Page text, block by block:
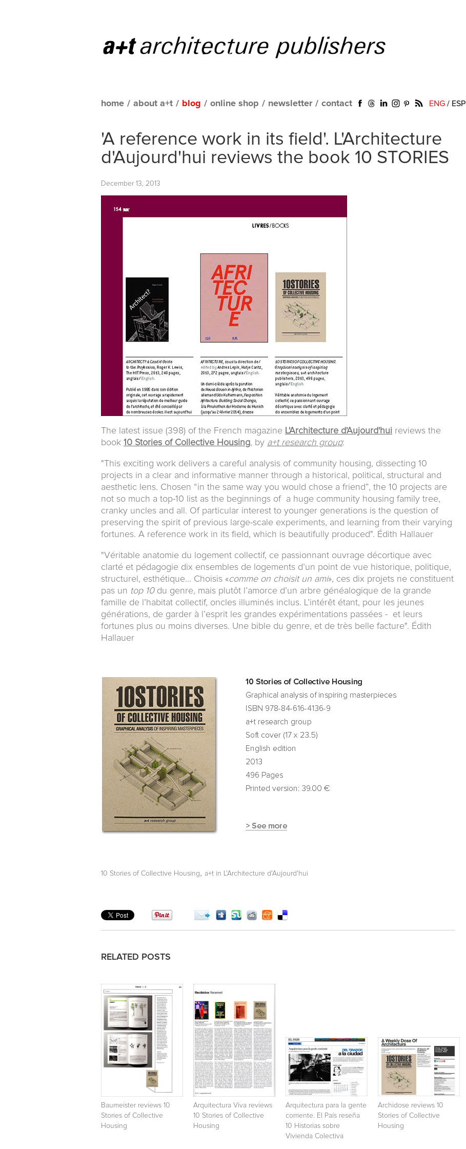
home / about a+t / blog / online shop / newsletter / contact ENG / ESP
'A reference work in its field'. L'Architecture
d'Aujourd'hui reviews the book 10 STORIES
December 13, 2013
The latest issue (398) of the French magazine L'Architecture d'Aujourd'hui reviews the
book 10 Stories of Collective Housing, by a+t research group:
"This exciting work delivers a careful analysis of community housing, dissecting 10
projects in a clear and informative manner through a historical, political, structural and
aesthetic lens. Chosen “in the same way you would chose a friend”, the 10 projects are
not so much a top-10 list as the beginnings of a huge community housing family tree,
cranky uncles and all. Of particular interest to younger generations is the question of
preserving the spirit of previous large-scale experiments, and learning from their varying
fortunes. A reference work in its field, which is beautifully produced". Édith Hallauer
"Véritable anatomie du logement collectif, ce passionnant ouvrage décortique avec
clarté et pédagogie dix ensembles de logements d’un point de vue historique, politique,
structurel, esthétique... Choisis «comme on choisit un ami», ces dix projets ne constituent
pas un top 10du genre, mais plutôt l’amorce d’un arbre généalogique de la grande
famille de l’habitat collectif, oncles illuminés inclus. L’intérêt étant, pour les jeunes
générations, de garder à l’esprit les grandes expérimentations passées - et leurs
fortunes plus ou moins diverses. Une bible du genre, et de très belle facture". Édith
Hallauer
10 Stories of Collective Housing, a+t in L'Architecture d'Aujourd'hui
RELATED POSTS
Baumeister reviews 10
Stories of Collective
Housing
Arquitectura Viva reviews
10 Stories of Collective
Housing
Arquitectura para la gente
corriente. El País reseña
10 Historias sobre
Vivienda Colectiva
Archidose reviews 10
Stories of Collective
Housing